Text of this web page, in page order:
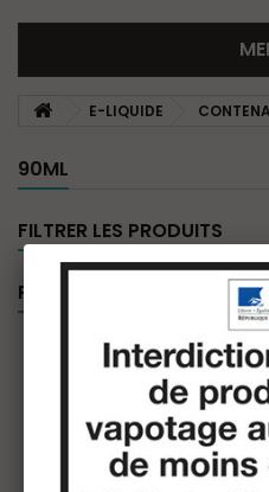
E-LIQUIDE
90ML
FILTRER LES PRODUITS
PROMOTIONS